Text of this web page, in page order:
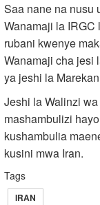
Saa nane na nusu
Wanamaji la
rubani kwenye
Wanamaji cha jesi
ya jeshi la
Jeshi la Walinzi
mashambulizi
kushambulia
kusini mwa Iran.
Tags
IRAN